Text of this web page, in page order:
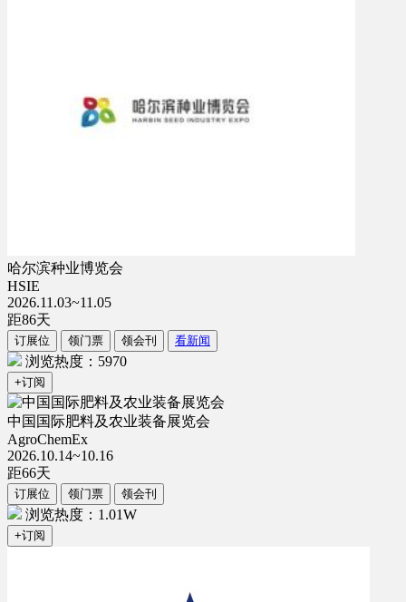
哈尔滨种业博览会
HSIE
2026.11.03~11.05
距86天
订展位 领门票 领会刊 看新闻
浏览热度：5970
+订阅
中国国际肥料及农业装备展览会
AgroChemEx
2026.10.14~10.16
距66天
订展位 领门票 领会刊
浏览热度：1.01W
+订阅